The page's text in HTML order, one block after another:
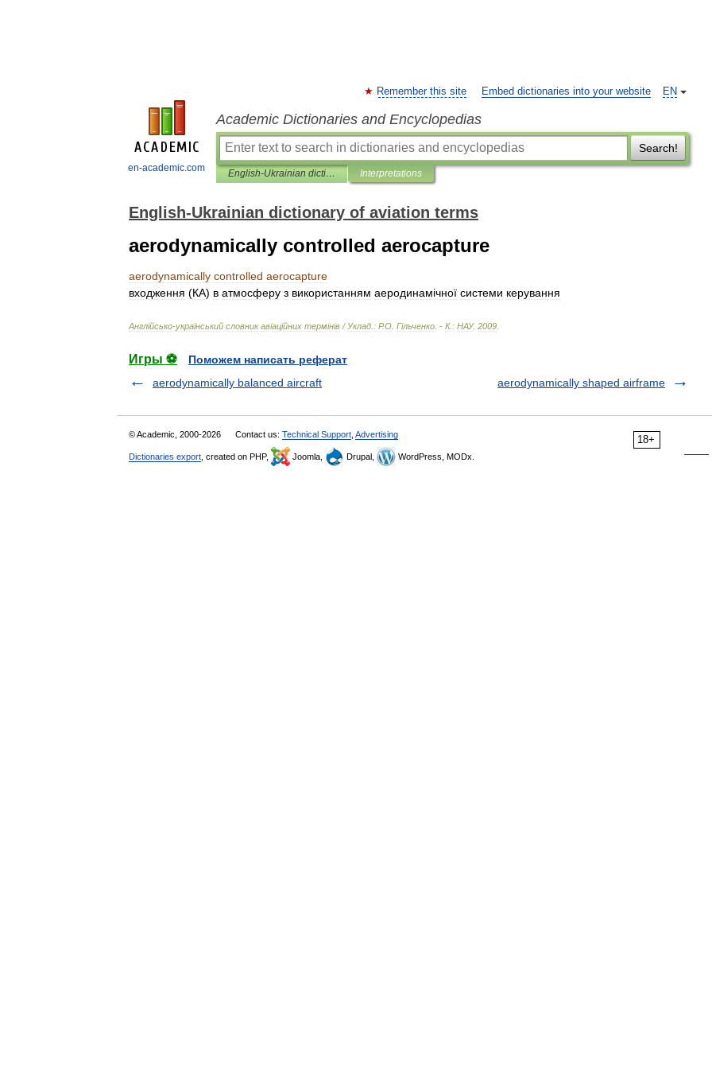
en-academic.com
EN
Remember this site Embed dictionaries into your website
Academic Dictionaries and Encyclopedias
Search!
English-Ukrainian dictionary of aviation terms Interpretations
English-Ukrainian dictionary of aviation terms
aerodynamically controlled aerocapture
aerodynamically controlled aerocapture
входження (КА) в атмосферу з використанням аеродинамічної системи керування
Англійсько-український словник авіаційних термінів / Уклад : Р.О Гільченко . - К. : НАУ. 2009
Игры ⚽
Поможем написать реферат
aerodynamically balanced aircraft
aerodynamically shaped airframe
18+
© Academic, 2000-2026 Contact us: Technical Support Advertising
Dictionaries export , created on PHP, Joomla, Drupal, WordPress, MODx.